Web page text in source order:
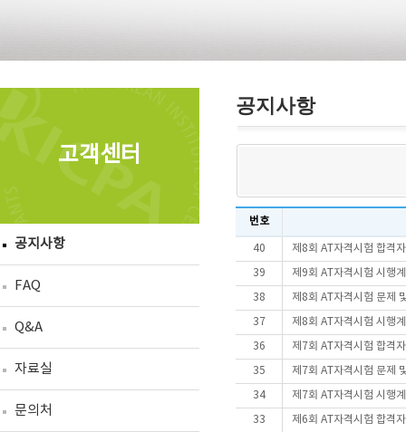
고객센터
공지사항
FAQ
Q&A
자료실
문의처
공지사항
번호
40 제8회 AT자격시험 합격
39 제9회 AT자격시험 시행
38 제8회 AT자격시험 문제
37 제8회 AT자격시험 시행
36 제7회 AT자격시험 합격
35 제7회 AT자격시험 문제
34 제7회 AT자격시험 시행
33 제6회 AT자격시험 합격